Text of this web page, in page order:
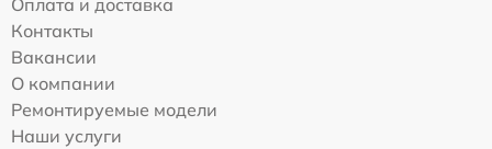
Контакты
Вакансии
О компании
Ремонтируемые модели
Наши услуги